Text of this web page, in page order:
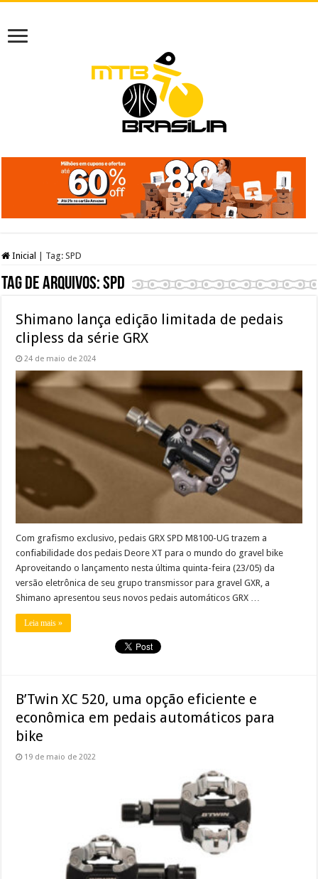
Inicial Tag:SPD
Tag de arquivos:SPD
Shimano lança edição limitada de pedais
clipless da série GRX
24 de maio de 2024
Com grafismo exclusivo, pedais GRX SPD M8100-UG trazem a
confiabilidade dos pedais Deore XT para o mundo do gravel bike
Aproveitando o lançamento nesta última quinta-feira (23/05) da
versão eletrônica de seu grupo transmissor para gravel GXR, a
Shimano apresentou seus novos pedais automáticos GRX …
Leia mais »
B’Twin XC 520, uma opção eficiente e
econômica em pedais automáticos para
bike
19 de maio de 2022